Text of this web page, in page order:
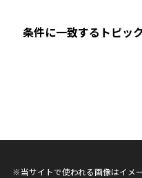
条件に一致するトピッ
※当サイトで使われる画像はイメ